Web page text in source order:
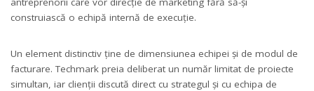
construiască o echipă internă de execuție.
Un element distinctiv ține de dimensiunea echipei și de modul de
facturare. Techmark preia deliberat un număr limitat de proiecte
simultan, iar clienții discută direct cu strategul și cu echipa de